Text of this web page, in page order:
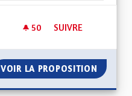
50 50 ABONNÉS
SUIVRE
VOIR LA PROPOSITION